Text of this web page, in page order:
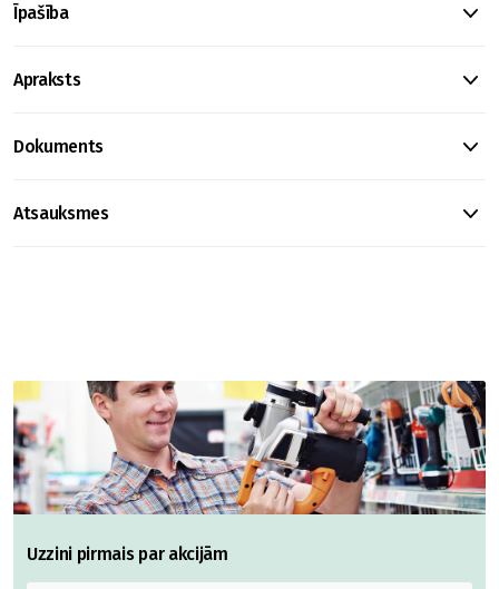
Īpašība
Apraksts
Dokuments
Atsauksmes
Uzzini pirmais par akcijām